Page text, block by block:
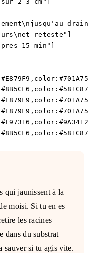
2-3 cm"]
reteste"]
15 min"]
qui jaunissent à la
moisi. Si tu en es
les racines
dans du substrat
sauver si tu agis vite.